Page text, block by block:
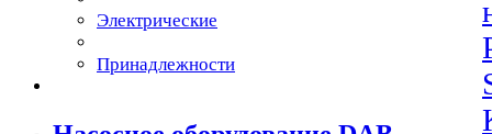
Электрические
Принадлежности